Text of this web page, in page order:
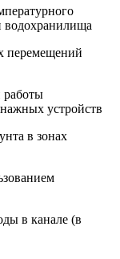
водохранилища
перемещений
работы
устройств
в зонах
в канале (в